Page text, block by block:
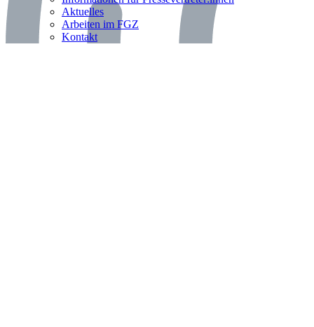
Aktuelles
Arbeiten im FGZ
Kontakt